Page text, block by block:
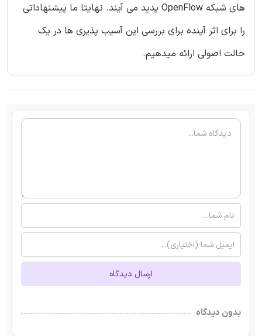
های شبکه OpenFlow پدید می آیند. نهایتا ما پیشنهاداتی
را برای اثر آینده برای بررسی این آسیب پذیری ها در یک
حالت اصولی ارائه میدهیم.
ارسال دیدگاه
بدون دیدگاه